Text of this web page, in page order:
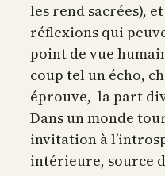
les rend sacrées),
réflexions qui
point de vue
coup tel un écho,
éprouve, la part
Dans un monde
invitation à
intérieure, source